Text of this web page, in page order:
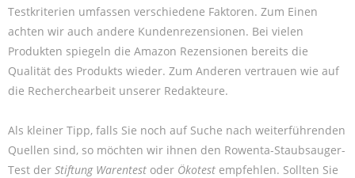
Testkriterien umfassen verschiedene Faktoren. Zum Einen
achten wir auch andere Kundenrezensionen. Bei vielen
Produkten spiegeln die Amazon Rezensionen bereits die
Qualität des Produkts wieder. Zum Anderen vertrauen wie auf
die Recherchearbeit unserer Redakteure.
Als kleiner Tipp, falls Sie noch auf Suche nach weiterführenden
Quellen sind, so möchten wir ihnen den Rowenta-Staubsauger-
Test der Stiftung Warentest oder Ökotest empfehlen. Sollten Sie